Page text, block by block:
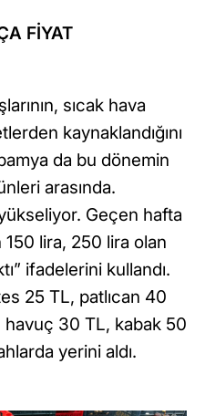
FİYAT
sıcak hava
kaynaklandığını
da bu dönemin
arasında.
Geçen hafta
lira, 250 lira olan
ifadelerini kullandı.
25 TL, patlıcan 40
30 TL, kabak 50
yerini aldı.